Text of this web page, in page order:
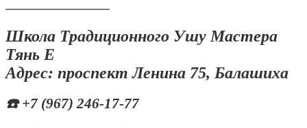
————————
Школа Традиционного Ушу Мастера
Тянь E
Адрес: проспект Ленина 75, Балашиха
☎️ +7 (967) 246-17-77